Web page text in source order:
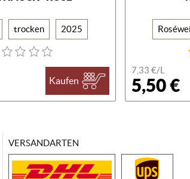
trocken 2025
Kaufen
7,33 €/L
5,50 €
VERSANDARTEN